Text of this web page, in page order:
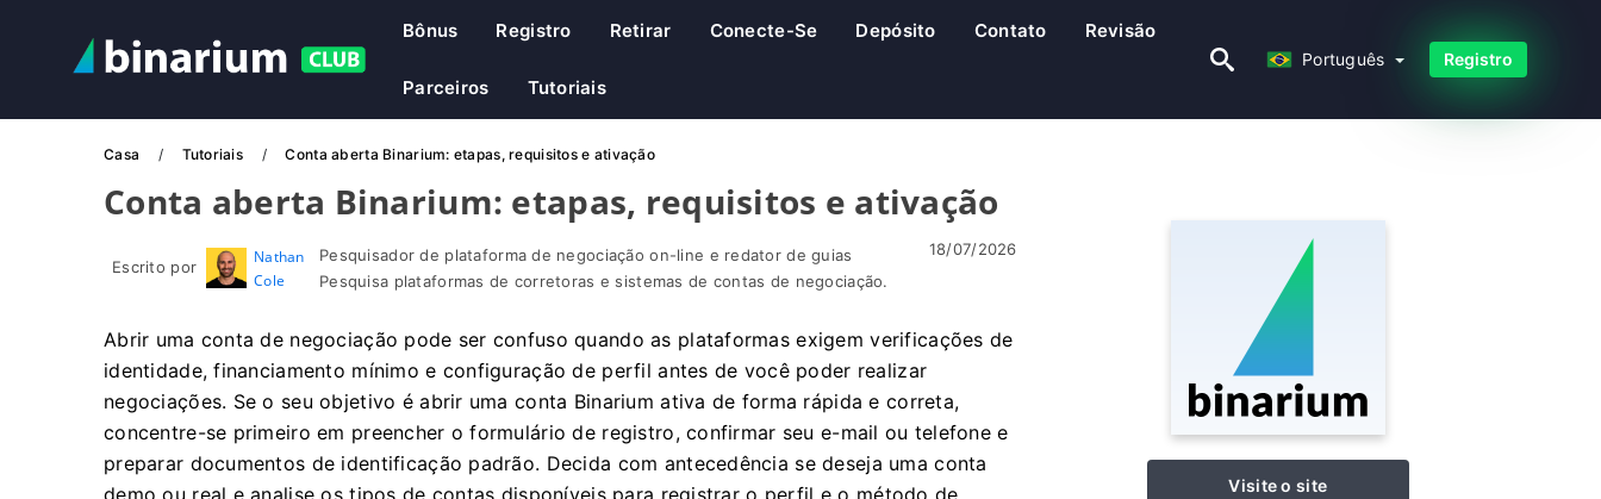
Bônus Registro Retirar Conecte-Se Depósito Contato Revisão
Parceiros Tutoriais
Português Registro
Casa Tutoriais Conta aberta Binarium: etapas, requisitos e ativação
Conta aberta Binarium: etapas, requisitos e ativação
Escrito por
Nathan
Cole
Pesquisador de plataforma de negociação on-line e redator de guias
Pesquisa plataformas de corretoras e sistemas de contas de negociação.
18/07/2026
Abrir uma conta de negociação pode ser confuso quando as plataformas exigem verificações de
identidade, financiamento mínimo e configuração de perfil antes de você poder realizar
negociações. Se o seu objetivo é abrir uma conta Binarium ativa de forma rápida e correta,
concentre-se primeiro em preencher o formulário de registro, confirmar seu e-mail ou telefone e
preparar documentos de identificação padrão. Decida com antecedência se deseja uma conta
demo ou real e analise os tipos de contas disponíveis para registrar o perfil e o método de
Visite o site